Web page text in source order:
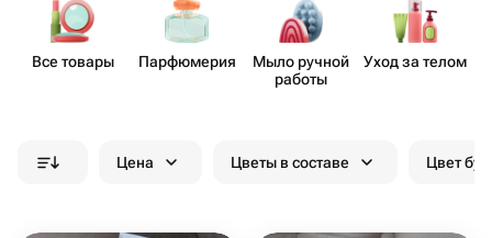
Все товары Парф​юмерия
Мыло ручной
работы
Уход за телом
Цена Цветы в составе Цвет